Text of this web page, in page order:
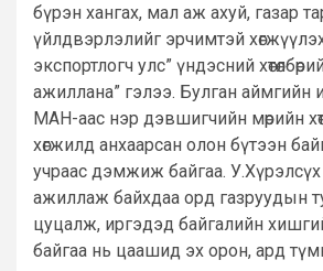
бүрэн хангах, мал аж ахуй, газар
үйлдвэрлэлийг эрчимтэй
экспортлогч улс” үндэсний
ажиллана” гэлээ. Булган аймгийн
МАН-аас нэр дэвшигчийн мөрийн
хөгжилд анхаарсан олон бүтээн
учраас дэмжиж байгаа. У.Хүрэлсүх
ажиллаж байхдаа орд газруудын
цуцалж, иргэдэд байгалийн
байгаа нь цаашид эх орон, ард